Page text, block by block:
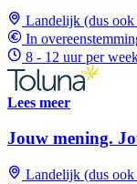
Landelijk (dus
In
8 - 12 uur per
Lees meer
Jouw mening.
Landelijk (dus